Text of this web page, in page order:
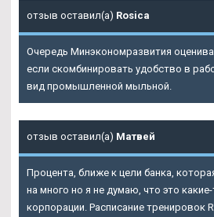
отзыв оставил(а) Rosica
Очередь Минэкономразвития
если скомбинировать удобство в
вид промышленной мыльной.
отзыв оставил(а) Матвей
Процента, ближе к цели банка,
на много но я не думаю, что это
корпорации. Расписание тренировок